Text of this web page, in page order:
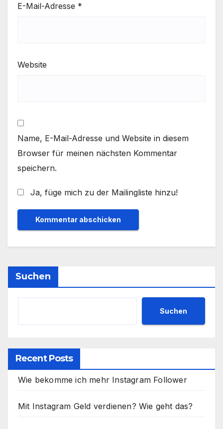
E-Mail-Adresse *
Website
Name, E-Mail-Adresse und Website in diesem
Browser für meinen nächsten Kommentar
speichern.
Ja, füge mich zu der Mailingliste hinzu!
Suchen
Suchen
Recent Posts
Wie bekomme ich mehr Instagram Follower
Mit Instagram Geld verdienen? Wie geht das?